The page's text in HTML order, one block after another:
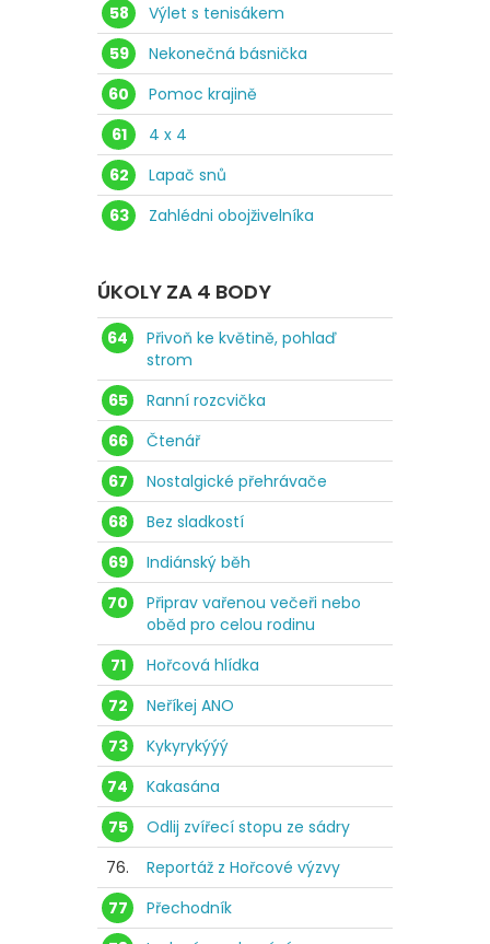
58
Výlet s tenisákem
59
Nekonečná básnička
60
Pomoc krajině
61
4 x 4
62
Lapač snů
63
Zahlédni obojživelníka
ÚKOLY ZA 4 BODY
64
Přivoň ke květině, pohlaď
strom
65
Ranní rozcvička
66
Čtenář
67
Nostalgické přehrávače
68
Bez sladkostí
69
Indiánský běh
70
Připrav vařenou večeři nebo
oběd pro celou rodinu
71
Hořcová hlídka
72
Neříkej ANO
73
Kykyrykýýý
74
Kakasána
75
Odlij zvířecí stopu ze sádry
76.
Reportáž z Hořcové výzvy
77
Přechodník